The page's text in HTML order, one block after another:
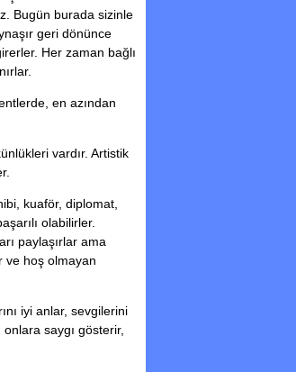
Bugün burada sizinle
geri dönünce
Her zaman bağlı
en azından
vardır. Artistik
kuaför, diplomat,
olabilirler.
paylaşırlar ama
ve hoş olmayan
iyi anlar, sevgilerini
saygı gösterir,